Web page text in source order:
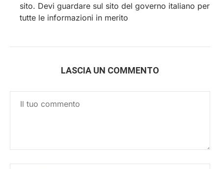
sito. Devi guardare sul sito del governo italiano per
tutte le informazioni in merito
LASCIA UN COMMENTO